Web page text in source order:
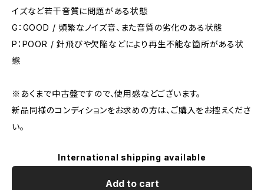
イズなど若干音質に問題がある状態
G：GOOD / 頻繁なノイズ音、また音質の劣化のある状態
P：POOR / 針飛びや欠陥などにより再生不能な箇所がある状
態
※あくまで中古盤ですので、使用感などございます。
新品同様のコンディションをお求めの方は、ご購入をお控えくださ
い。
International shipping available
Add to cart